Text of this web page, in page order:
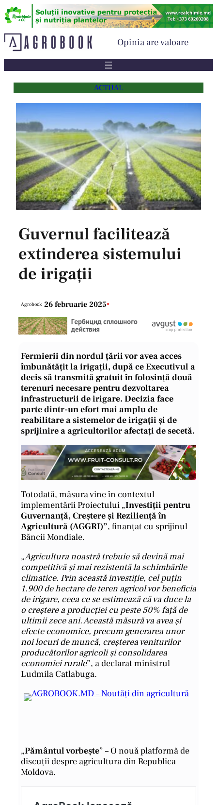
Sari
la
Opinia are valoare
ACTUAL
Guvernul facilitează
extinderea sistemului
de irigații
Agrobook 26 februarie 2025•
Fermierii din nordul țării vor avea acces
îmbunătățit la irigații, după ce Executivul a
decis să transmită gratuit în folosință două
terenuri necesare pentru dezvoltarea
infrastructurii de irigare. Decizia face
parte dintr-un efort mai amplu de
reabilitare a sistemelor de irigații și de
sprijinire a agricultorilor afectați de secetă.
Totodată, măsura vine în contextul
implementării Proiectului „Investiții pentru
Guvernanță, Creștere și Reziliență în
Agricultură (AGGRI)”, finanțat cu sprijinul
Băncii Mondiale.
„Agricultura noastră trebuie să devină mai
competitivă și mai rezistentă la schimbările
climatice. Prin această investiție, cel puțin
1.900 de hectare de teren agricol vor beneficia
de irigare, ceea ce se estimează că va duce la
o creștere a producției cu peste 50% față de
ultimii zece ani. Această măsură va avea și
efecte economice, precum generarea unor
noi locuri de muncă, creșterea veniturilor
producătorilor agricoli și consolidarea
economiei rurale”, a declarat ministrul
Ludmila Catlabuga.
„Pământul vorbește” – O nouă platformă de
discuții despre agricultura din Republica
Moldova.